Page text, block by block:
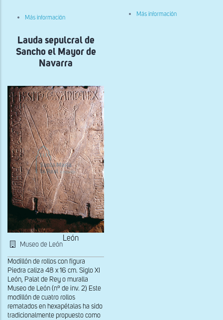
Más información
la
de
la
Más información
Lauda sepulcral de
Sancho el Mayor de
Navarra
Museo de León
León
Modillón de rollos con figura
Piedra caliza 48 x 16 cm. Siglo XI
León, Palat de Rey o muralla
Museo de León (nº de inv. 2) Este
modillón de cuatro rollos
rematados en hexapétalas ha sido
tradicionalmente propuesto como